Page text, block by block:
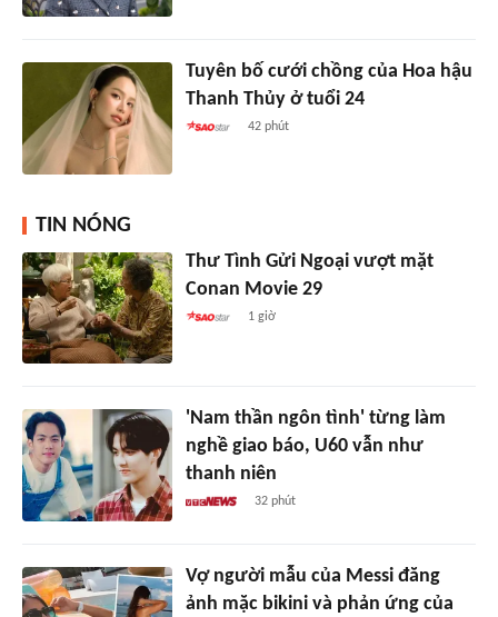
Tuyên bố cưới chồng của Hoa hậu
Thanh Thủy ở tuổi 24
42 phút
TIN NÓNG
Thư Tình Gửi Ngoại vượt mặt
Conan Movie 29
1 giờ
'Nam thần ngôn tình' từng làm
nghề giao báo, U60 vẫn như
thanh niên
32 phút
Vợ người mẫu của Messi đăng
ảnh mặc bikini và phản ứng của